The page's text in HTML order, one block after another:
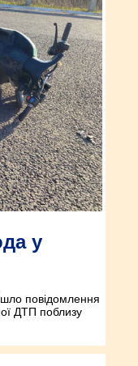
у
повідомлення
ДТП поблизу